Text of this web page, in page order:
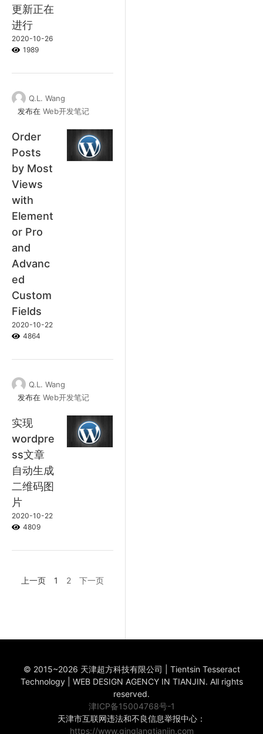
更新正在
进行
2020-10-26
1989
Q.L. Wang
发布在 Web开发笔记
Order
Posts
by Most
Views
with
Element
or Pro
and
Advanc
ed
Custom
Fields
2020-10-22
4864
Q.L. Wang
发布在 Web开发笔记
实现
wordpre
ss文章
自动生成
二维码图
片
2020-10-22
4809
上一页 1 2 下一页
© 2015~2026 天津超方科技有限公司 | Tientsin Tesseract
Technology | WEB DESIGN AGENCY IN TIANJIN. All rights
reserved.
津ICP备15004768号-1
天津市互联网违法和不良信息举报中心：
https://www.qinglangtianjin.com